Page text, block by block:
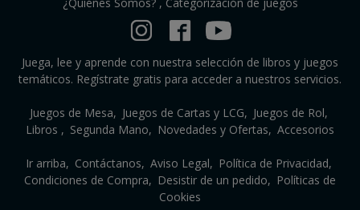
Juega, lee y aprende con nuestra selección de libros y juegos
temáticos. Regístrate gratis para acceder a nuestros servicios.
Juegos de Mesa Juegos de Cartas y LCG
Juegos de Rol
Libros
Segunda Mano Novedades y Ofertas Accesorios
Ir arriba Contáctanos Aviso Legal
Política de Privacidad
Condiciones de Compra
Desistir de un pedido
Políticas de
Cookies